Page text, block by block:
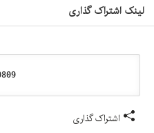
لینک اشتراک گذاری
اشتراک گذاری